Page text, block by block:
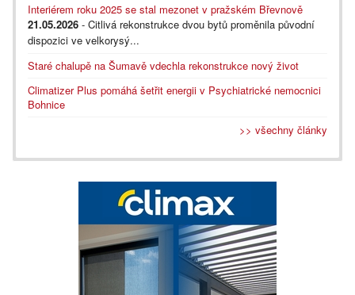
Interiérem roku 2025 se stal mezonet v pražském Břevnově
21.05.2026 - Citlivá rekonstrukce dvou bytů proměnila původní
dispozici ve velkorysý...
Staré chalupě na Šumavě vdechla rekonstrukce nový život
Climatizer Plus pomáhá šetřit energii v Psychiatrické nemocnici
Bohnice
>> všechny články